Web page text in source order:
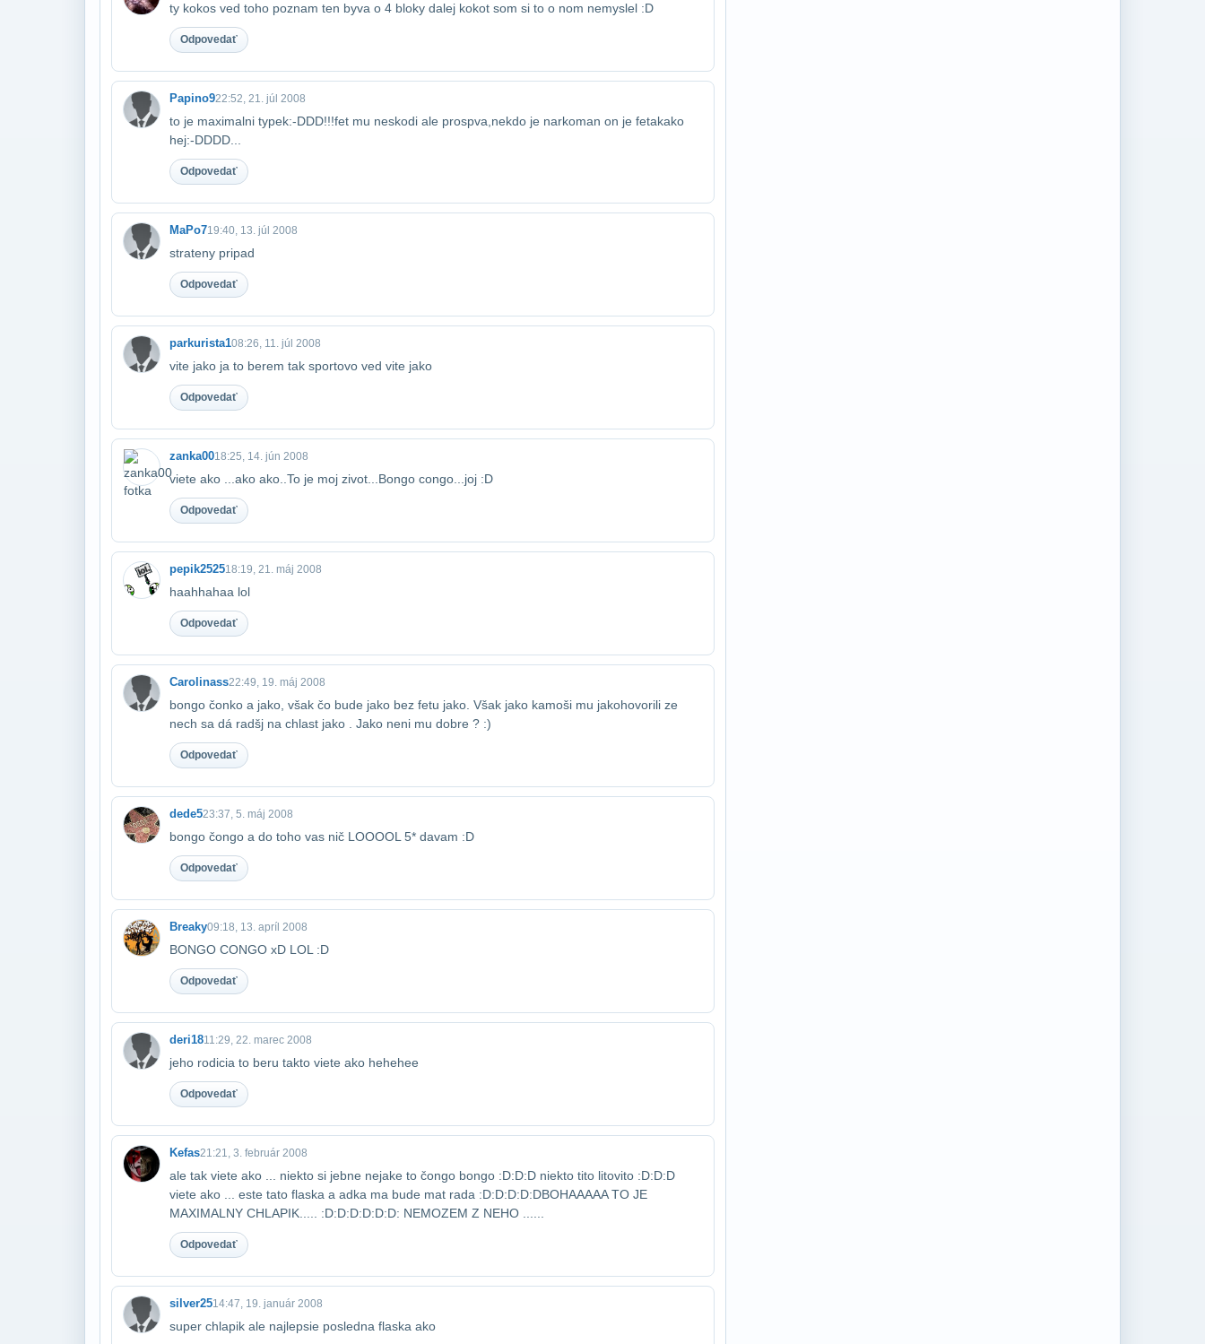
ty kokos ved toho poznam ten byva o 4 bloky dalej kokot som si to o nom nemyslel :D
Odpovedať
Papino922:52, 21. júl 2008
to je maximalni typek:-DDD!!!fet mu neskodi ale prospva,nekdo je narkoman on je fetak​ako
hej:-DDDD...
Odpovedať
MaPo719:40, 13. júl 2008
strateny pripad
Odpovedať
parkurista108:26, 11. júl 2008
vite jako ja to berem tak sportovo ved vite jako
Odpovedať
zanka0018:25, 14. jún 2008
viete ako ...ako ako..To je moj zivot...Bongo congo...joj :D
Odpovedať
pepik252518:19, 21. máj 2008
haahhahaa lol
Odpovedať
Carolinass22:49, 19. máj 2008
bongo čonko a jako, však čo bude jako bez fetu jako. Však jako kamoši mu jako​hovorili ze
nech sa dá radšj na chlast jako . Jako neni mu dobre ? :)
Odpovedať
dede523:37, 5. máj 2008
bongo čongo a do toho vas nič LOOOOL 5* davam :D
Odpovedať
Breaky09:18, 13. apríl 2008
BONGO CONGO xD LOL :D
Odpovedať
deri1811:29, 22. marec 2008
jeho rodicia to beru takto viete ako hehehee
Odpovedať
Kefas21:21, 3. február 2008
ale tak viete ako ... niekto si jebne nejake to čongo bongo :D:D:D niekto tito lito​vito :D:D:D
viete ako ... este tato flaska a adka ma bude mat rada :D:D:D:D:D​BOHAAAAA TO JE
MAXIMALNY CHLAPIK..... :D:D:D:D:D:D: NEMOZEM Z NEHO ......
Odpovedať
silver2514:47, 19. január 2008
super chlapik ale najlepsie posledna flaska ako